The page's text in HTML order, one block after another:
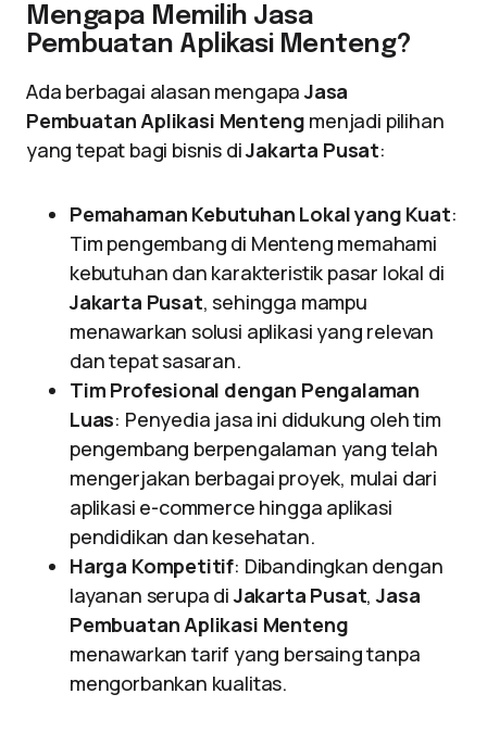
Mengapa Memilih Jasa
Pembuatan Aplikasi Menteng?
Ada berbagai alasan mengapaJasa
Pembuatan Aplikasi Menteng menjadi pilihan
yang tepat bagi bisnis diJakarta Pusat:
Pemahaman Kebutuhan Lokal yang Kuat:
Tim pengembang di Menteng memahami
kebutuhan dan karakteristik pasar lokal di
Jakarta Pusat, sehingga mampu
menawarkan solusi aplikasi yang relevan
dan tepat sasaran.
Tim Profesional dengan Pengalaman
Luas: Penyedia jasa ini didukung oleh tim
pengembang berpengalaman yang telah
mengerjakan berbagai proyek, mulai dari
aplikasi e-commerce hingga aplikasi
pendidikan dan kesehatan.
Harga Kompetitif: Dibandingkan dengan
layanan serupa diJakarta Pusat,Jasa
Pembuatan Aplikasi Menteng
menawarkan tarif yang bersaing tanpa
mengorbankan kualitas.